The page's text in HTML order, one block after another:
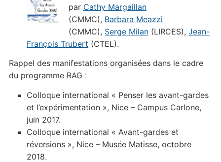
par Cathy Margaillan
(CMMC), Barbara Meazzi
(CMMC), Serge Milan(LIRCES), Jean-
François Trubert (CTEL).
Rappel des manifestations organisées dans le cadre
du programme RAG :
Colloque international « Penser les avant-gardes
et l’expérimentation », Nice – Campus Carlone,
juin 2017.
Colloque international « Avant-gardes et
réversions », Nice – Musée Matisse, octobre
2018.